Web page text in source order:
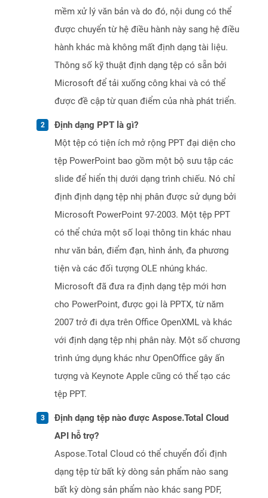
mềm xử lý văn bản và do đó, nội dung có thể
được chuyển từ hệ điều hành này sang hệ điều
hành khác mà không mất định dạng tài liệu.
Thông số kỹ thuật định dạng tệp có sẵn bởi
Microsoft để tải xuống công khai và có thể
được đề cập từ quan điểm của nhà phát triển.
Định dạng PPT là gì?
Một tệp có tiện ích mở rộng PPT đại diện cho
tệp PowerPoint bao gồm một bộ sưu tập các
slide để hiển thị dưới dạng trình chiếu. Nó chỉ
định định dạng tệp nhị phân được sử dụng bởi
Microsoft PowerPoint 97-2003. Một tệp PPT
có thể chứa một số loại thông tin khác nhau
như văn bản, điểm đạn, hình ảnh, đa phương
tiện và các đối tượng OLE nhúng khác.
Microsoft đã đưa ra định dạng tệp mới hơn
cho PowerPoint, được gọi là PPTX, từ năm
2007 trở đi dựa trên Office OpenXML và khác
với định dạng tệp nhị phân này. Một số chương
trình ứng dụng khác như OpenOffice gây ấn
tượng và Keynote Apple cũng có thể tạo các
tệp PPT.
Định dạng tệp nào được Aspose.Total Cloud
API hỗ trợ?
Aspose.Total Cloud có thể chuyển đổi định
dạng tệp từ bất kỳ dòng sản phẩm nào sang
bất kỳ dòng sản phẩm nào khác sang PDF,